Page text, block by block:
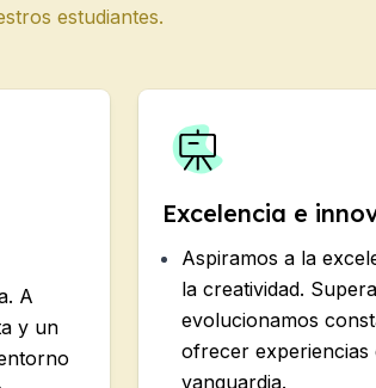
estudiantes.
A
y un
Excelencia e
Aspiramos a la
la creatividad.
evolucionamos
ofrecer experiencias
vanguardia.